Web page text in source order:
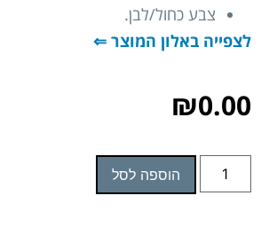
צבע כחול/לבן.
לצפייה באלון המוצר ⇐
₪0.00
הוספה לסל